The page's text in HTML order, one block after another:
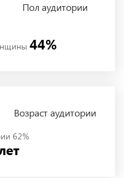
Полаудитории
44%
Возраст аудитории
62%